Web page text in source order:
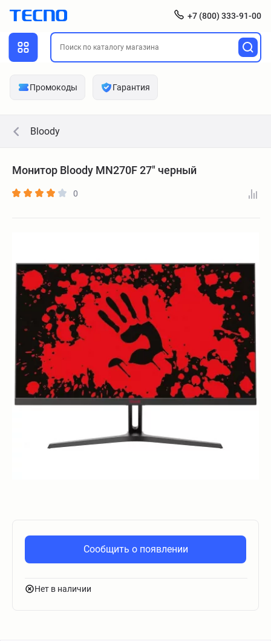
+7 (800) 333-91-00
Промокоды Гарантия
Bloody
Монитор Bloody MN270F 27" черный
0
Сообщить о появлении
Нет в наличии